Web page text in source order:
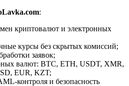
:
криптовалют и электронных
курсы без скрытых комиссий;
заявок;
валют: BTC, ETH, USDT, XMR,
EUR, KZT;
контроля и безопасность